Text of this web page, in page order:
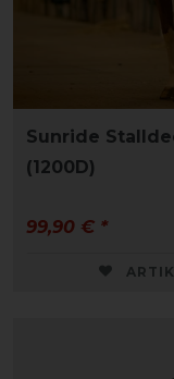
Sunride
(1200D)
99,90 € *